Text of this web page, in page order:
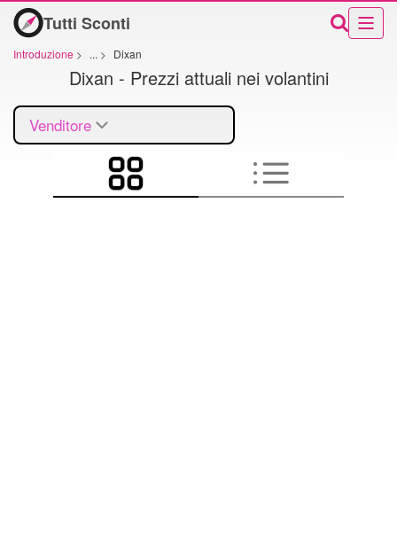
Tutti Sconti
Introduzione > ... > Dixan
Dixan - Prezzi attuali nei volantini
Venditore